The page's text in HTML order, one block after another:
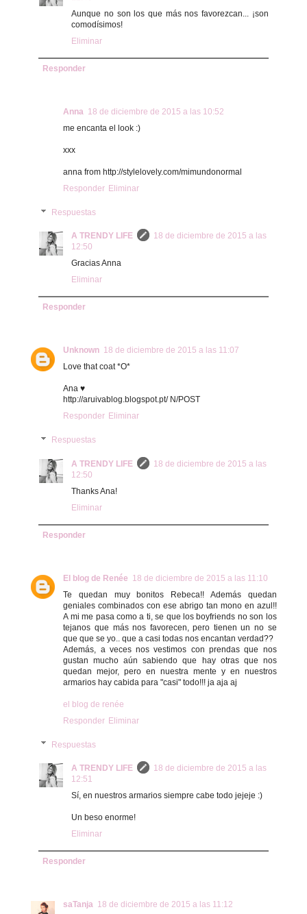
Aunque no son los que más nos favorezcan... ¡son
comodísimos!
Eliminar
Responder
Anna 18 de diciembre de 2015 a las 10:52
me encanta el look :)
xxx
anna from http://stylelovely.com/mimundonormal
Responder Eliminar
Respuestas
A TRENDY LIFE
18 de diciembre de 2015 a las
12:50
Gracias Anna
Eliminar
Responder
Unknown 18 de diciembre de 2015 a las 11:07
Love that coat *O*
Ana ♥
http://aruivablog.blogspot.pt/ N/POST
Responder Eliminar
Respuestas
A TRENDY LIFE
18 de diciembre de 2015 a las
12:50
Thanks Ana!
Eliminar
Responder
El blog de Renée 18 de diciembre de 2015 a las 11:10
Te quedan muy bonitos Rebeca!! Además quedan
geniales combinados con ese abrigo tan mono en azul!!
A mi me pasa como a ti, se que los boyfriends no son los
tejanos que más nos favorecen, pero tienen un no se
que que se yo.. que a casi todas nos encantan verdad??
Además, a veces nos vestimos con prendas que nos
gustan mucho aún sabiendo que hay otras que nos
quedan mejor, pero en nuestra mente y en nuestros
armarios hay cabida para "casi" todo!!! ja aja aj
el blog de renée
Responder Eliminar
Respuestas
A TRENDY LIFE
18 de diciembre de 2015 a las
12:51
Sí, en nuestros armarios siempre cabe todo jejeje :)
Un beso enorme!
Eliminar
Responder
saTanja 18 de diciembre de 2015 a las 11:12